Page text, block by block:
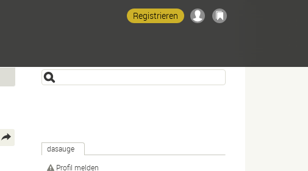
Registrieren
dasauge
Profil melden